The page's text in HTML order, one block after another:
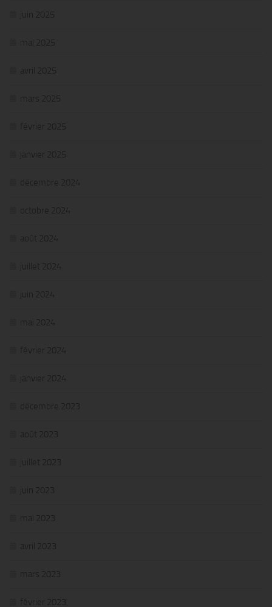
juin 2025
mai 2025
avril 2025
mars 2025
février 2025
janvier 2025
décembre 2024
octobre 2024
août 2024
juillet 2024
juin 2024
mai 2024
février 2024
janvier 2024
décembre 2023
août 2023
juillet 2023
juin 2023
mai 2023
avril 2023
mars 2023
février 2023